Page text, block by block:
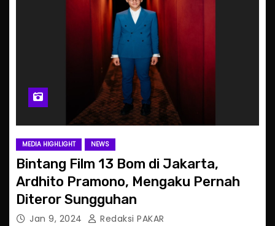
MEDIA HIGHLIGHT NEWS
Bintang Film 13 Bom di Jakarta,
Ardhito Pramono, Mengaku Pernah
Diteror Sungguhan
Jan 9, 2024 Redaksi PAKAR